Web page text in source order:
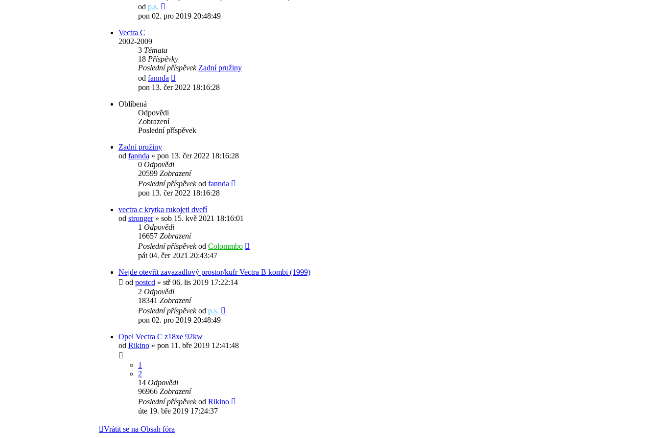
od p.s.
poslední
příspěvek
pon 02. pro 2019 20:48:49
Vectra C
2002-2009
3 Témata
18 Příspěvky
Poslední příspěvek Zadní pružiny
od fannda
poslední
pon 13. čer 2022 18:16:28
Oblíbená
Odpovědi
Zobrazení
Poslední příspěvek
Zadní pružiny
od fannda » pon 13. čer 2022 18:16:28
0 Odpovědi
20599 Zobrazení
Poslední příspěvekod fannda
pon 13. čer 2022 18:16:28
vectra c krytka rukojeti dveří
od stronger» sob 15. kvě 2021 18:16:01
1 Odpovědi
16657 Zobrazení
Poslední příspěvekod Colommbo
pát 04. čer 2021 20:43:47
Nejde otevřít zavazadlový prostor/kufr Vectra B kombi (1999)
od postcd » stř 06. lis 2019 17:22:14
2 Odpovědi
18341 Zobrazení
Poslední příspěvekod p.s.
pon 02. pro 2019 20:48:49
Opel Vectra C z18xe 92kw
od Rikino » pon 11. bře 2019 12:41:48
1
2
14 Odpovědi
96966 Zobrazení
Poslední příspěvekod Rikino
úte 19. bře 2019 17:24:37
Vrátit se na Obsah fóra